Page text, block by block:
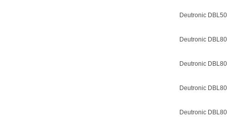
Deutronic
Deutronic
Deutronic
Deutronic
Deutronic